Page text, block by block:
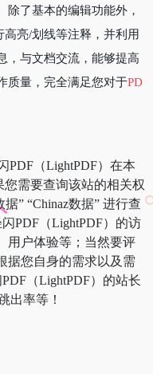
除了基本的编辑功能外，
亮/划线等注释，并利用
，与文档交流，能够提高
质量，完全满足您对于PD
PDF（LightPDF）在本
您需要查询该站的相关权
” “Chinaz数据” 进行查
PDF（LightPDF）的访
用户体验等；当然要评
据您自身的需求以及需
（LightPDF）的站长
出率等！